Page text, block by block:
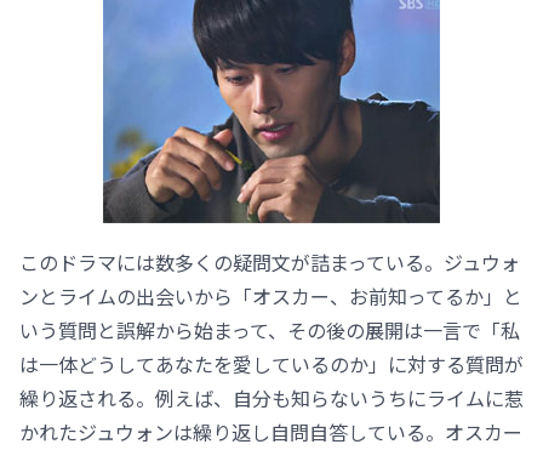
このドラマには数多くの疑問文が詰まっている。ジュウォ
ンとライムの出会いから「オスカー、お前知ってるか」と
いう質問と誤解から始まって、その後の展開は一言で「私
は一体どうしてあなたを愛しているのか」に対する質問が
繰り返される。例えば、自分も知らないうちにライムに惹
かれたジュウォンは繰り返し自問自答している。オスカー